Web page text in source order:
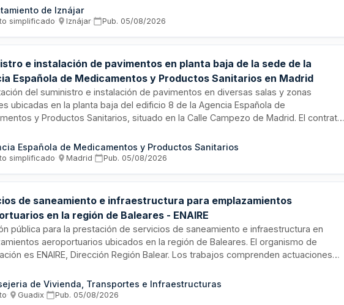
asociados a redes de distribución de agua y sistemas de gestión. La
se realizará por lotes, permitiendo que diferentes licitadores presenten
de Iznájar
simplificado· Iznájar· Pub. 05/08/2026
e instalación de pavimentos en planta baja de la sede de la
Española de Medicamentos y Productos Sanitarios en Madrid
del suministro e instalación de pavimentos en diversas salas y zonas
ubicadas en la planta baja del edificio 8 de la Agencia Española de
y Productos Sanitarios, situado en la Calle Campezo de Madrid. El contrato
La ejecución incluye la entrega de los materiales y su
en las dependencias de la agencia, siendo responsabilidad del adjudicatario
Española de Medicamentos y Productos Sanitarios
simplificado· Madrid· Pub. 05/08/2026
de saneamiento e infraestructura para emplazamientos
en la región de Baleares - ENAIRE
pública para la prestación de servicios de saneamiento e infraestructura en
aeroportuarios ubicados en la región de Baleares. El organismo de
es ENAIRE, Dirección Región Balear. Los trabajos comprenden actuaciones
operativo de las instalaciones aeroportuarias. El importe del contrato
a 345.482,36 euros. Se trata de servicios especializados de ingeniería civil
de Vivienda, Transportes e Infraestructuras
· Guadix· Pub. 05/08/2026